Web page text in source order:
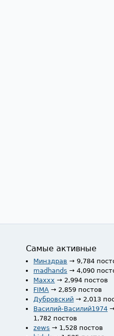
Самые активные
Минздрав → 9,784
madhands → 4,090
Maxxx → 2,994 постов
FIMA → 2,859 постов
Дубровский → 2,013
Василий-Василий1974
1,782 постов
zews → 1,528 постов